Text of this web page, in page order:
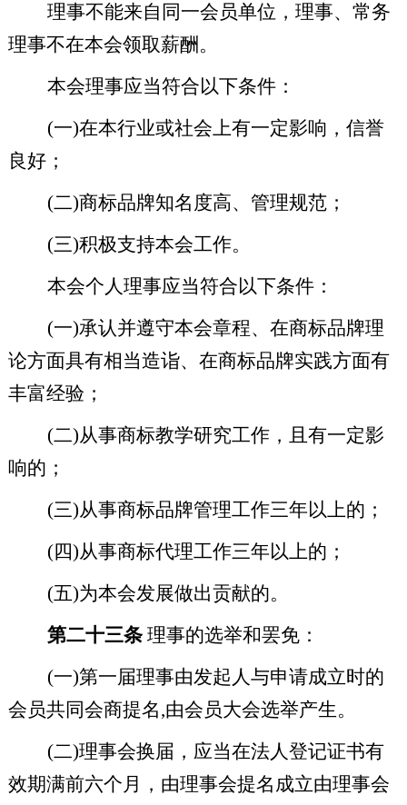
理事不能来自同一会员单位，理事、常务
理事不在本会领取薪酬。
本会理事应当符合以下条件：
(一)在本行业或社会上有一定影响，信誉
良好；
(二)商标品牌知名度高、管理规范；
(三)积极支持本会工作。
本会个人理事应当符合以下条件：
(一)承认并遵守本会章程、在商标品牌理
论方面具有相当造诣、在商标品牌实践方面有
丰富经验；
(二)从事商标教学研究工作，且有一定影
响的；
(三)从事商标品牌管理工作三年以上的；
(四)从事商标代理工作三年以上的；
(五)为本会发展做出贡献的。
第二十三条理事的选举和罢免：
(一)第一届理事由发起人与申请成立时的
会员共同会商提名,由会员大会选举产生。
(二)理事会换届，应当在法人登记证书有
效期满前六个月，由理事会提名成立由理事会